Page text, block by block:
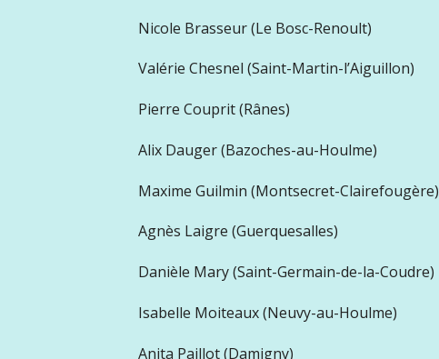
Nicole Brasseur (Le Bosc-Renoult)
Valérie Chesnel (Saint-Martin-l’Aiguillon)
Pierre Couprit (Rânes)
Alix Dauger (Bazoches-au-Houlme)
Maxime Guilmin (Montsecret-Clairefougère)
Agnès Laigre (Guerquesalles)
Danièle Mary (Saint-Germain-de-la-Coudre)
Isabelle Moiteaux (Neuvy-au-Houlme)
Anita Paillot (Damigny)